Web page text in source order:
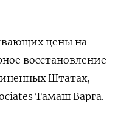
цены на
восстановление
Штатах,
Тамаш Варга.